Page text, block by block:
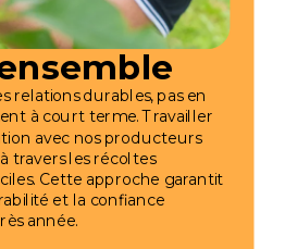
relations durables, pas en
à court terme. Travailler
avec nos producteurs
travers les récoltes
Cette approche garantit
et la confiance
année.